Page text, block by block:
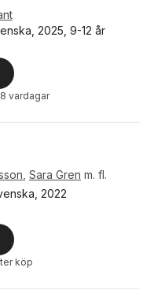
2025, 9-12 år
vardagar
Sara Gren m. fl.
2022
köp